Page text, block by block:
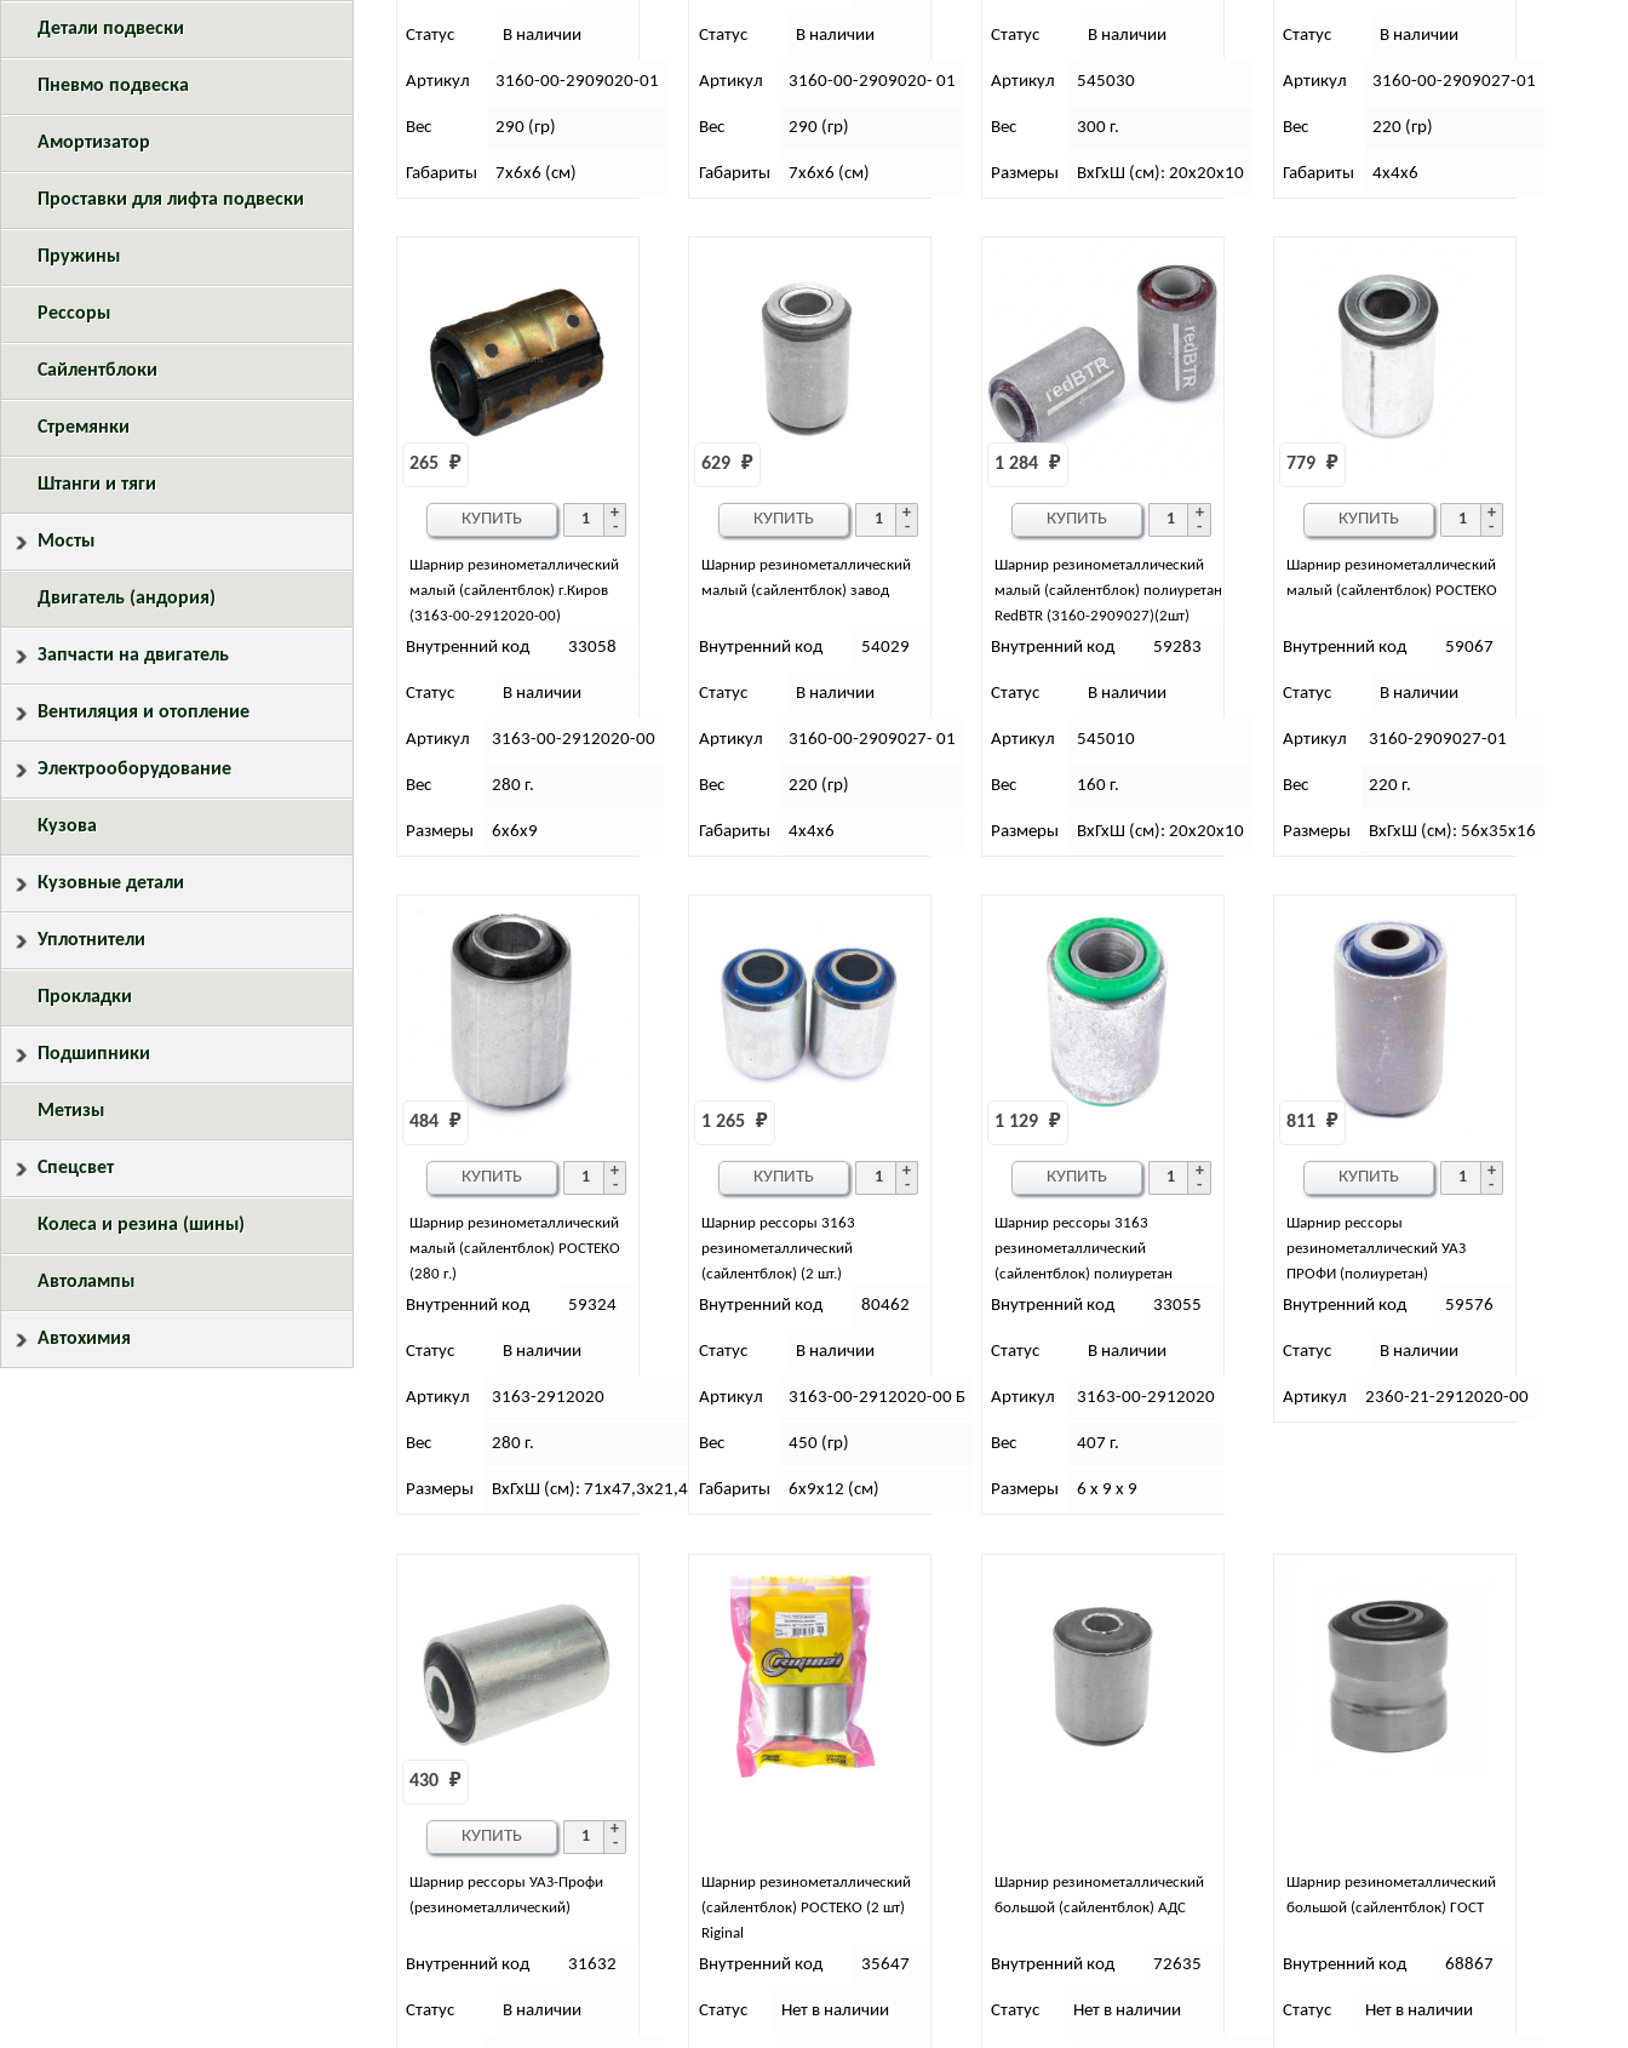
Статус В наличии
Артикул 3160-00-2909020-01
Вес 290 (гр)
Габариты 7х6х6 (см)
Статус В наличии
Артикул 3160-00-2909020- 01
Вес 290 (гр)
Габариты 7х6х6 (см)
Статус В наличии
Артикул 545030
Вес 300 г.
Размеры ВхГхШ (см): 20х20х10
Статус В наличии
Артикул 3160-00-2909027-01
Вес 220 (гр)
Габариты 4х4х6
Шарнир резинометаллический
малый (сайлентблок) г.Киров
(3163-00-2912020-00)
265 ₽
Внутренний код 33058
Статус В наличии
Артикул 3163-00-2912020-00
Вес 280 г.
Размеры 6х6х9
КУПИТЬ
Шарнир резинометаллический
малый (сайлентблок) завод
629 ₽
Внутренний код 54029
Статус В наличии
Артикул 3160-00-2909027- 01
Вес 220 (гр)
Габариты 4х4х6
КУПИТЬ
Шарнир резинометаллический
малый (сайлентблок) полиуретан
RedBTR (3160-2909027)(2шт)
1 284 ₽
Внутренний код 59283
Статус В наличии
Артикул 545010
Вес 160 г.
Размеры ВхГхШ (см): 20х20х10
КУПИТЬ
Шарнир резинометаллический
малый (сайлентблок) РОСТЕКО
779 ₽
Внутренний код 59067
Статус В наличии
Артикул 3160-2909027-01
Вес 220 г.
Размеры ВхГхШ (см): 56х35х16
КУПИТЬ
Шарнир резинометаллический
малый (сайлентблок) РОСТЕКО
(280 г.)
484 ₽
Внутренний код 59324
Статус В наличии
Артикул 3163-2912020
Вес 280 г.
Размеры ВхГхШ (см): 71х47,3х21,4
КУПИТЬ
Шарнир рессоры 3163
резинометаллический
(сайлентблок) (2 шт.)
(полиуретан) Балаково
1 265 ₽
Внутренний код 80462
Статус В наличии
Артикул 3163-00-2912020-00 Б
Вес 450 (гр)
Габариты 6х9х12 (см)
КУПИТЬ
Шарнир рессоры 3163
резинометаллический
(сайлентблок) полиуретан
г.Новосибирск
1 129 ₽
Внутренний код 33055
Статус В наличии
Артикул 3163-00-2912020
Вес 407 г.
Размеры 6 х 9 х 9
КУПИТЬ
Шарнир рессоры
резинометаллический УАЗ
ПРОФИ (полиуретан)
811 ₽
Внутренний код 59576
Статус В наличии
Артикул 2360-21-2912020-00
КУПИТЬ
Шарнир рессоры УАЗ-Профи
(резинометаллический)
430 ₽
Внутренний код 31632
Статус В наличии
КУПИТЬ
Шарнир резинометаллический
(сайлентблок) РОСТЕКО (2 шт)
Riginal
Внутренний код 35647
Статус Нет в наличии
Шарнир резинометаллический
большой (сайлентблок) АДС
Внутренний код 72635
Статус Нет в наличии
Шарнир резинометаллический
большой (сайлентблок) ГОСТ
Внутренний код 68867
Статус Нет в наличии
Детали подвески
Пневмо подвеска
Амортизатор
Проставки для лифта подвески
Пружины
Рессоры
Сайлентблоки
Стремянки
Штанги и тяги
Мосты
Двигатель (андория)
Запчасти на двигатель
Вентиляция и отопление
Электрооборудование
Кузова
Кузовные детали
Уплотнители
Прокладки
Подшипники
Метизы
Спецсвет
Колеса и резина (шины)
Автолампы
Автохимия